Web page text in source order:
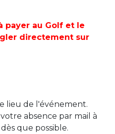
payer au Golf et le
directement sur
lieu de l'événement.
absence par mail à
que possible.